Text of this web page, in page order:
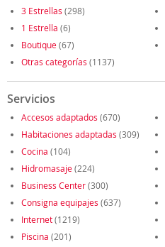
3 Estrellas (298)
1 Estrella (6)
Boutique(67)
Otras categorías (1137)
Servicios
Accesos adaptados (670)
Habitaciones adaptadas (309)
Cocina (104)
Hidromasaje(224)
Business Center(300)
Consigna equipajes (637)
Internet(1219)
Piscina (201)